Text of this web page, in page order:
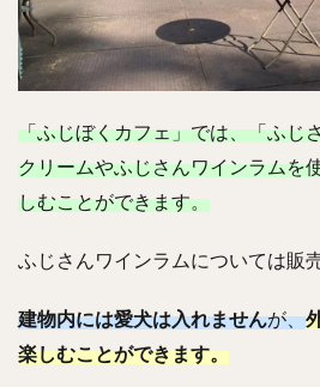
「ふじぼくカフェ」では、「ふじ
クリームやふじさんワインラムを
しむことができます。
ふじさんワインラムについては販
建物内には愛犬は入れませんが、
楽しむことができます。